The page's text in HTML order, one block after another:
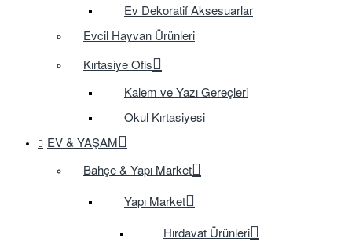
Ev Dekoratif Aksesuarlar
Evcil Hayvan Ürünleri
Kırtasiye Ofis
Kalem ve Yazı Gereçleri
Okul Kırtasiyesi
EV & YAŞAM
Bahçe & Yapı Market
Yapı Market
Hırdavat Ürünleri